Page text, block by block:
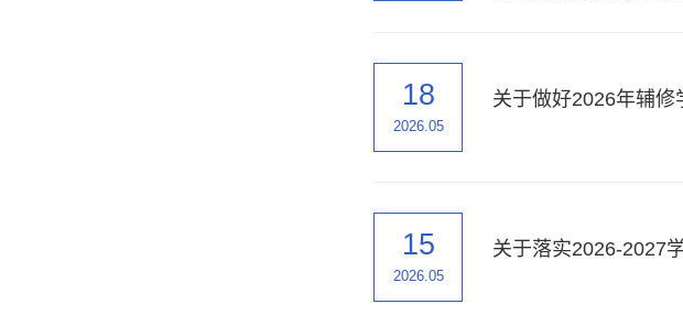
18
2026.05
关于做好2026年辅修
15
2026.05
关于落实2026-2027